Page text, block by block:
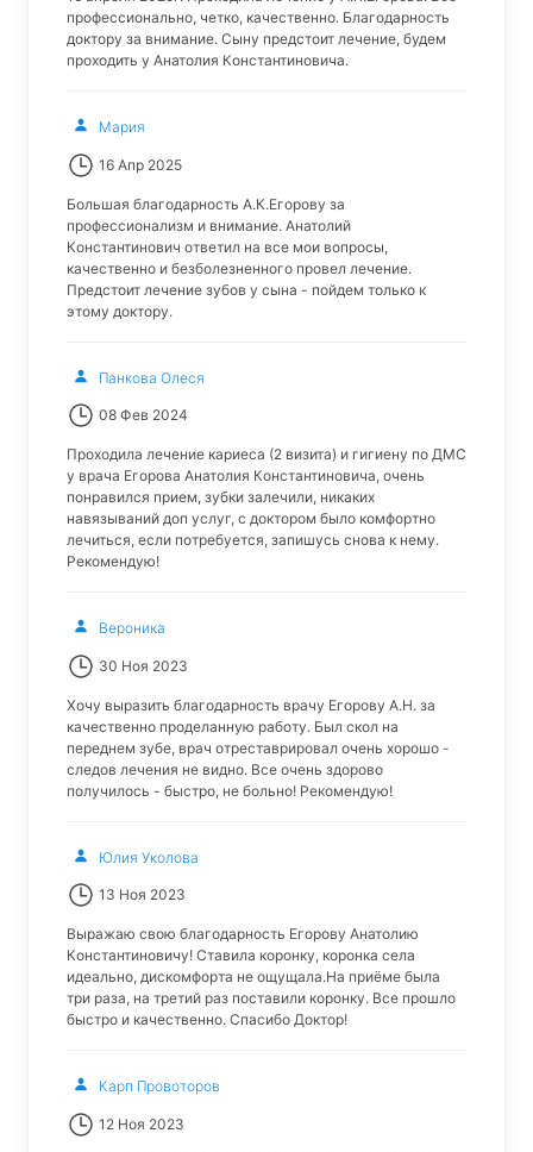
профессионально, четко, качественно. Благодарность
доктору за внимание. Сыну предстоит лечение, будем
проходить у Анатолия Константиновича.
Мария
16 Апр 2025
Большая благодарность А.К.Егорову за
профессионализм и внимание. Анатолий
Константинович ответил на все мои вопросы,
качественно и безболезненного провел лечение.
Предстоит лечение зубов у сына - пойдем только к
этому доктору.
Панкова Олеся
08 Фев 2024
Проходила лечение кариеса (2 визита) и гигиену по ДМС
у врача Егорова Анатолия Константиновича, очень
понравился прием, зубки залечили, никаких
навязываний доп услуг, с доктором было комфортно
лечиться, если потребуется, запишусь снова к нему.
Рекомендую!
Вероника
30 Ноя 2023
Хочу выразить благодарность врачу Егорову А.Н. за
качественно проделанную работу. Был скол на
переднем зубе, врач отреставрировал очень хорошо -
следов лечения не видно. Все очень здорово
получилось - быстро, не больно! Рекомендую!
Юлия Уколова
13 Ноя 2023
Выражаю свою благодарность Егорову Анатолию
Константиновичу! Ставила коронку, коронка села
идеально, дискомфорта не ощущала.На приёме была
три раза, на третий раз поставили коронку. Все прошло
быстро и качественно. Спасибо Доктор!
Карп Провоторов
12 Ноя 2023